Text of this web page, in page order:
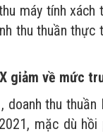
máy tính
thu thuần
giảm về mức
doanh thu
mặc dù